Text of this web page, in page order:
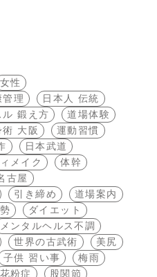
女性
管理
日本人 伝統
ル 鍛え方
道場体験
術 大阪
運動習慣
日本武道
メイク
体幹
古屋
引き締め
道場案内
ダイエット
メンタルヘルス不調
世界の古武術
美尻
子供 習い事
梅雨
花粉症
股関節